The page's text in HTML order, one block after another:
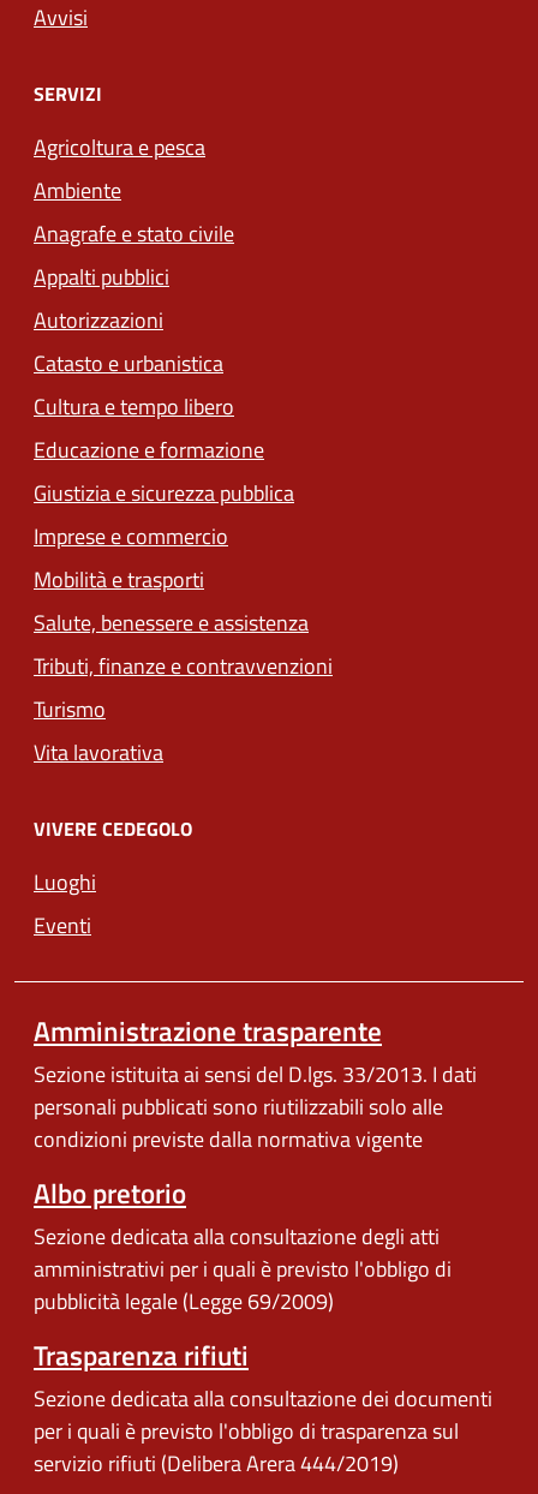
Avvisi
SERVIZI
Agricoltura e pesca
Ambiente
Anagrafe e stato civile
Appalti pubblici
Autorizzazioni
Catasto e urbanistica
Cultura e tempo libero
Educazione e formazione
Giustizia e sicurezza pubblica
Imprese e commercio
Mobilità e trasporti
Salute, benessere e assistenza
Tributi, finanze e contravvenzioni
Turismo
Vita lavorativa
VIVERE CEDEGOLO
Luoghi
Eventi
Amministrazione trasparente
Sezione istituita ai sensi del D.lgs. 33/2013. I dati
personali pubblicati sono riutilizzabili solo alle
condizioni previste dalla normativa vigente
Albo pretorio
Sezione dedicata alla consultazione degli atti
amministrativi per i quali è previsto l'obbligo di
pubblicità legale (Legge 69/2009)
Trasparenza rifiuti
Sezione dedicata alla consultazione dei documenti
per i quali è previsto l'obbligo di trasparenza sul
servizio rifiuti (Delibera Arera 444/2019)